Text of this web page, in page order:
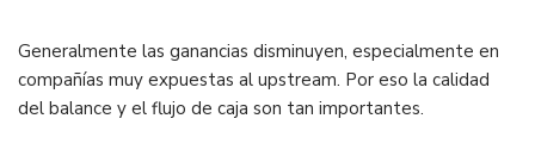
Generalmente las ganancias disminuyen, especialmente en
compañías muy expuestas al upstream. Por eso la calidad
del balance y el flujo de caja son tan importantes.